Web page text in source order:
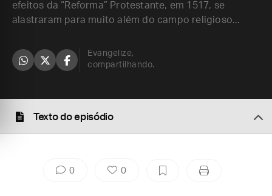
efeitos da “Reforma” Protestante, em 1517, se
alastraram para muito além do campo religioso...
Evangelize,
compartilhando.
Texto do episódio
0 0